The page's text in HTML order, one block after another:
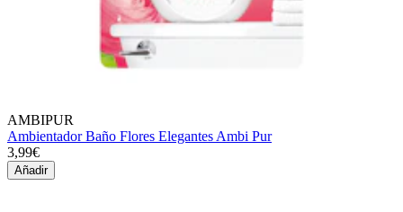
AMBIPUR
Ambientador Baño Flores Elegantes Ambi Pur
3,99€
Añadir